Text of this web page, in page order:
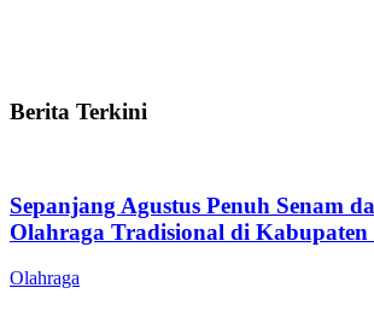
Berita Terkini
Sepanjang Agustus Penuh Senam
Olahraga Tradisional di Kabupaten
Olahraga